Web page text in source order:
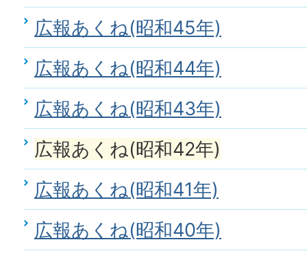
広報あくね(昭和45年)
広報あくね(昭和44年)
広報あくね(昭和43年)
広報あくね(昭和42年)
広報あくね(昭和41年)
広報あくね(昭和40年)